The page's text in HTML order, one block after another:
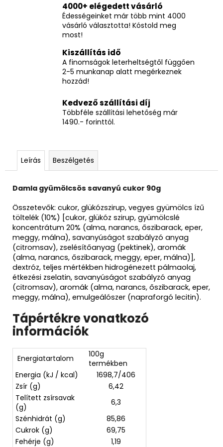
4000+ elégedett vásárló
Édességeinket már több mint 4000
vásárló választotta! Kóstold meg
most!
Kiszállítás idő
A finomságok leterheltségtől függően
2-5 munkanap alatt megérkeznek
hozzád!
Kedvező szállítási díj
Többféle szállítási lehetőség már
1490.- forinttól.
Leírás Beszélgetés
Damla gyümölcsös savanyú cukor 90g
Összetevők: cukor, glükózszirup, vegyes gyümölcs ízű
töltelék (10%) [cukor, glükóz szirup, gyümölcslé
koncentrátum 20% (alma, narancs, őszibarack, eper,
meggy, málna), savanyúságot szabályzó anyag
(citromsav), zselésítőanyag (pektinek), aromák
(alma, narancs, őszibarack, meggy, eper, málna)],
dextróz, teljes mértékben hidrogénezett pálmaolaj,
étkezési zselatin, savanyúságot szabályzó anyag
(citromsav), aromák (alma, narancs, őszibarack, eper,
meggy, málna), emulgeálószer (napraforgó lecitin).
Tápértékre vonatkozó
információk
Energiatartalom
100g
termékben
Energia (kJ / kcal)
1698,7/406
Zsír (g)
6,42
Telített zsírsavak
(g)
6,3
Szénhidrát (g)
85,86
Cukrok (g)
69,75
Fehérje (g)
1,19